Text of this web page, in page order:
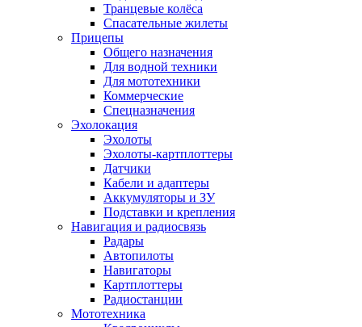
Транцевые колёса
Спасательные жилеты
Прицепы
Общего назначения
Для водной техники
Для мототехники
Коммерческие
Спецназначения
Эхолокация
Эхолоты
Эхолоты-картплоттеры
Датчики
Кабели и адаптеры
Аккумуляторы и ЗУ
Подставки и крепления
Навигация и радиосвязь
Радары
Автопилоты
Навигаторы
Картплоттеры
Радиостанции
Мототехника